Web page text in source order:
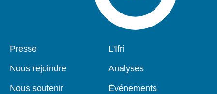
Pied
Presse
Nous rejoindre
Nous soutenir
Navigation
L'Ifri
Analyses
Événements